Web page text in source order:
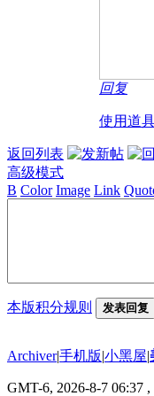
回复
使用道
返回列表
高级模式
B Color Image Link
本版积分规则 发表回复
Archiver|手机版|小黑屋|
GMT-6, 2026-8-7 06:37 ,